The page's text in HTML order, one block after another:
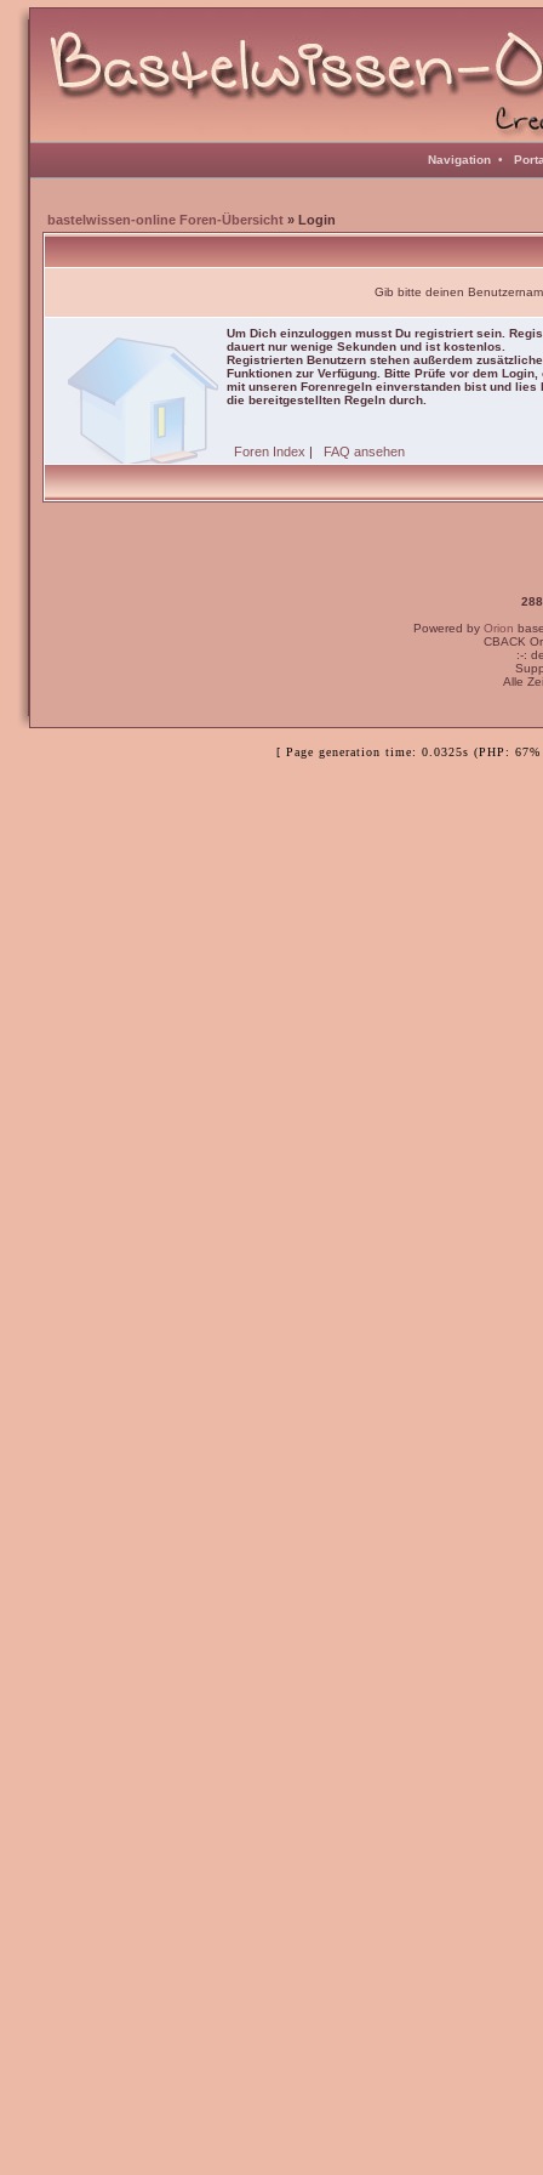
Navigation •
bastelwissen-online Foren-Übersicht » Login
Gib bitte deinen
Um Dich einzuloggen musst Du registriert sein.
dauert nur wenige Sekunden und ist kostenlos.
Registrierten Benutzern stehen außerdem zusätzliche
Funktionen zur Verfügung. Bitte Prüfe vor dem Login,
mit unseren Forenregeln einverstanden bist und lies
die bereitgestellten Regeln durch.
Foren Index | FAQ ansehen
Powered by Orion
CBACK
:-:
Alle
[ Page generation time: 0.0325s (PHP: